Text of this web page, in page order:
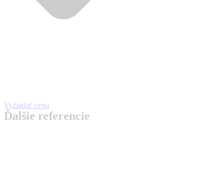
Vyžiadať cenu
Ďalšie referencie